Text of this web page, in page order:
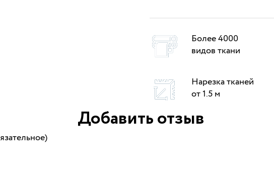
Более 4000
видов ткани
Нарезка тканей
от 1.5 м
Добавить отзыв